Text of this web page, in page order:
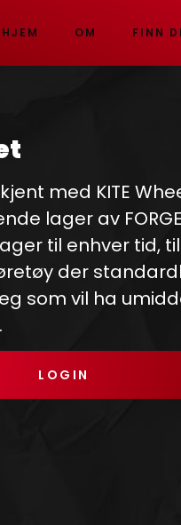
HJEM OM FINN
med KITE
lager av
til enhver tid,
der
som vil ha
LOGIN